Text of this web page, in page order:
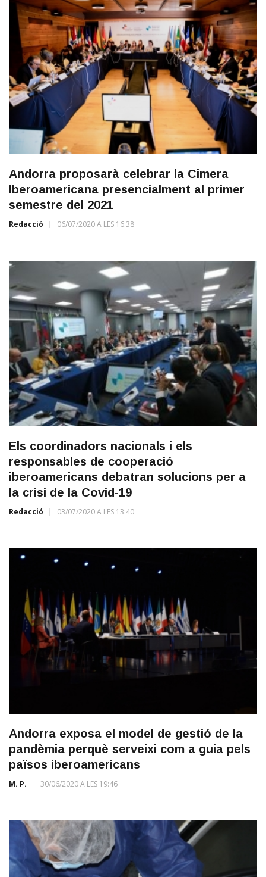
Andorra proposarà celebrar la Cimera
Iberoamericana presencialment al primer
semestre del 2021
Redacció 06/07/2020 A LES 16:38
Els coordinadors nacionals i els
responsables de cooperació
iberoamericans debatran solucions per a
la crisi de la Covid-19
Redacció 03/07/2020 A LES 13:40
Andorra exposa el model de gestió de la
pandèmia perquè serveixi com a guia pels
països iberoamericans
M. P. 30/06/2020 A LES 19:46